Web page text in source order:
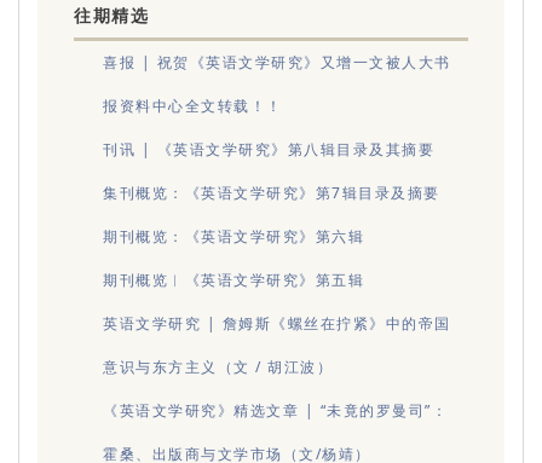
往期精选
喜报 | 祝贺《英语文学研究》又增一文被人大书
报资料中心全文转载！！
刊讯 | 《英语文学研究》第八辑目录及其摘要
集刊概览：《英语文学研究》第7辑目录及摘要
期刊概览：《英语文学研究》第六辑
期刊概览︱《英语文学研究》第五辑
英语文学研究 | 詹姆斯《螺丝在拧紧》中的帝国
意识与东方主义（文 / 胡江波）
《英语文学研究》精选文章 | “未竟的罗曼司”：
霍桑、出版商与文学市场（文/杨靖）